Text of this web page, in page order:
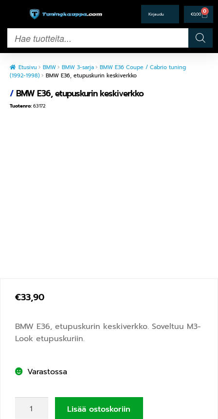
€0,00 0
Etusivu BMW BMW 3-sarja
BMW E36 Coupe / Cabrio tuning
(1992-1998)
BMW E36, etupuskurin keskiverkko
/BMW E36, etupuskurin keskiverkko
Tuotenro: 63172
€33,90
BMW E36, etupuskurin keskiverkko. Soveltuu M3-
Look etupuskuriin.
Varastossa
Lisää ostoskoriin